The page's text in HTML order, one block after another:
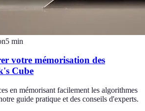
5 min
votre mémorisation des
Cube
en mémorisant facilement les algorithmes
guide pratique et des conseils d'experts.